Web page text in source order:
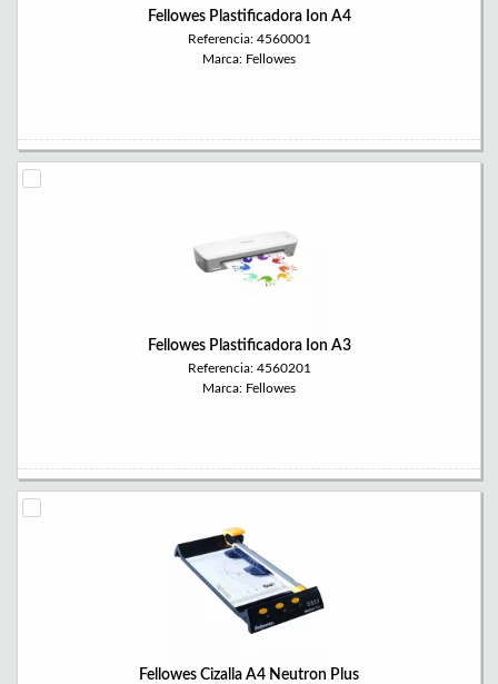
Fellowes Plastificadora Ion A4
Referencia: 4560001
Marca: Fellowes
Fellowes Plastificadora Ion A3
Referencia: 4560201
Marca: Fellowes
Fellowes Cizalla A4 Neutron Plus